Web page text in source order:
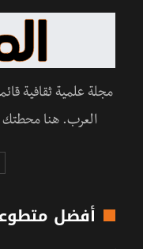
مجلة علمية ثقافية
العرب. هنا محطتك
أفضل